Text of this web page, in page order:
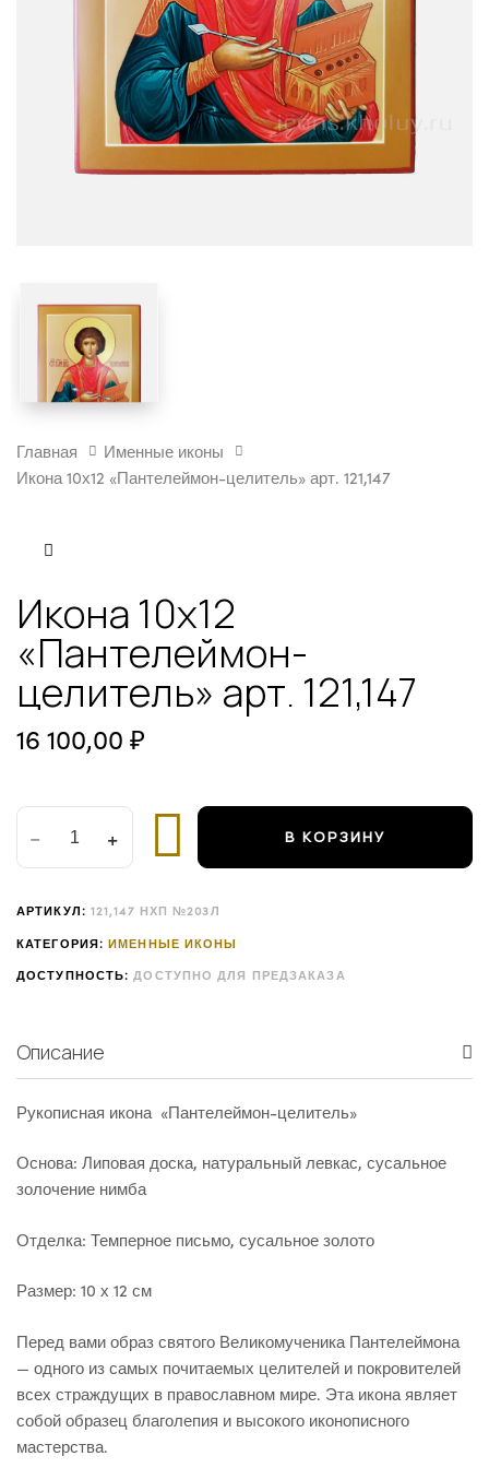
Главная
Именные иконы
Икона 10х12 «Пантелеймон-целитель» арт. 121,147
Икона 10х12
«Пантелеймон-
целитель» арт. 121,147
16 100,00 ₽
ИКОНА
10Х12
"ПАНТЕЛЕЙМОН-
121,147
В КОРЗИНУ
АРТИКУЛ: 121,147 НХП №203Л
КАТЕГОРИЯ:ИМЕННЫЕ ИКОНЫ
ДОСТУПНОСТЬ:ДОСТУПНО ДЛЯ ПРЕДЗАКАЗА
Описание
Рукописная икона «Пантелеймон-целитель»
Основа: Липовая доска, натуральный левкас, сусальное
золочение нимба
Отделка: Темперное письмо, сусальное золото
Размер: 10 х 12 см
Перед вами образ святого Великомученика Пантелеймона
— одного из самых почитаемых целителей и покровителей
всех страждущих в православном мире. Эта икона являет
собой образец благолепия и высокого иконописного
мастерства.